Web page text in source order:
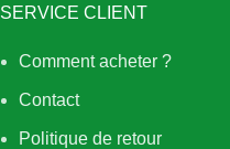
SERVICE CLIENT
Comment acheter ?
Contact
Politique de retour